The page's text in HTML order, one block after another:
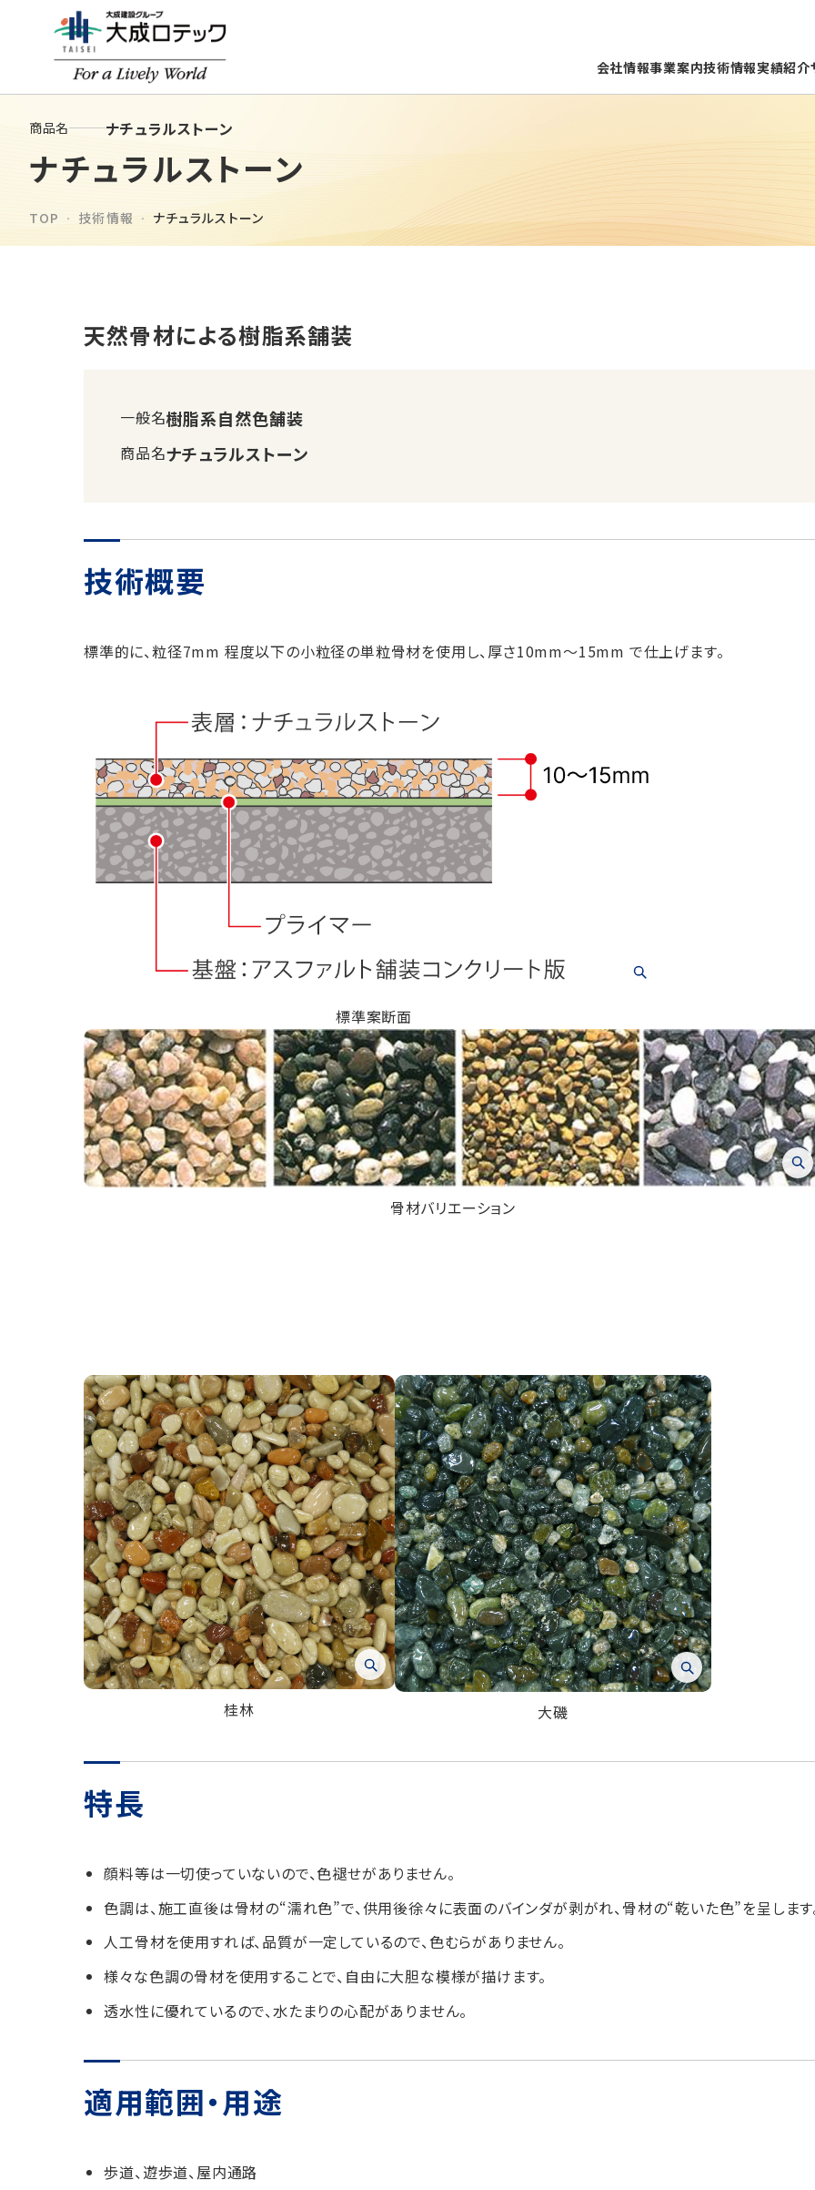
会社情報事業案内技術情報実績紹介
商品名 ナチュラルストーン
ナチュラルストーン
TOP 技術情報 ナチュラルストーン
天然骨材による樹脂系舗装
一般名樹脂系自然色舗装
商品名ナチュラルストーン
技術概要
標準的に、粒径7mm 程度以下の小粒径の単粒骨材を使用し、厚さ10mm～15mm で仕上げます。
標準案断面
骨材バリエーション
桂林 大磯
特長
顔料等は一切使っていないので、色褪せがありません。
色調は、施工直後は骨材の“濡れ色”で、供用後徐々に表面のバインダが剥がれ、骨材の“乾いた色”を呈します
人工骨材を使用すれば、品質が一定しているので、色むらがありません。
様々な色調の骨材を使用することで、自由に大胆な模様が描けます。
透水性に優れているので、水たまりの心配がありません。
適用範囲・用途
歩道、遊歩道、屋内通路